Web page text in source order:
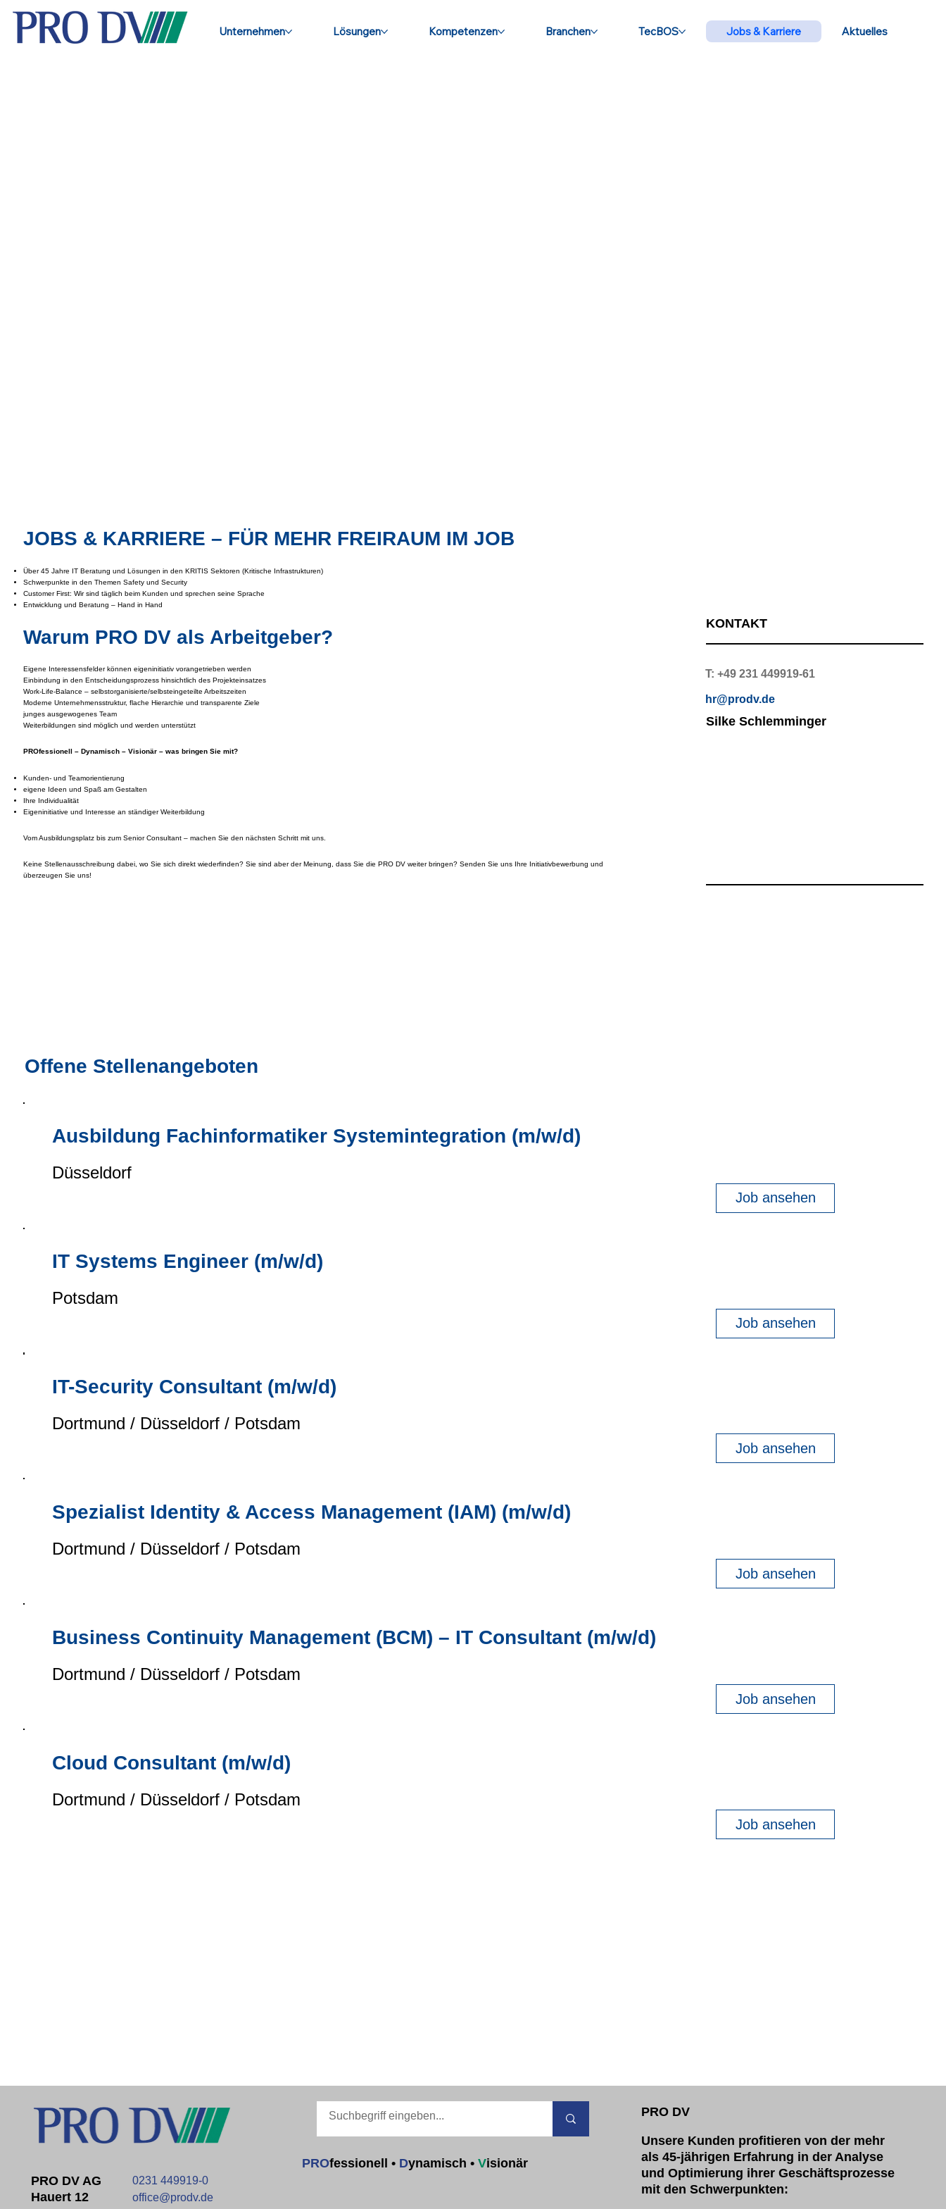
Unternehmen Lösungen Kompetenzen Branchen TecBOS Jobs & Karriere Aktuelles
JOBS & KARRIERE – FÜR MEHR FREIRAUM IM JOB​
Über 45 Jahre IT Beratung und Lösungen in den KRITIS Sektoren (Kritische Infrastrukturen)
Schwerpunkte in den Themen Safety und Security
Customer First: Wir sind täglich beim Kunden und sprechen seine Sprache
Entwicklung und Beratung – Hand in Hand
Warum PRO DV als Arbeitgeber?
Eigene Interessensfelder können eigeninitiativ vorangetrieben werden
Einbindung in den Entscheidungsprozess hinsichtlich des Projekteinsatzes
Work-Life-Balance – selbstorganisierte/selbsteingeteilte Arbeitszeiten
Moderne Unternehmensstruktur, flache Hierarchie und transparente Ziele
junges ausgewogenes Team
Weiterbildungen sind möglich und werden unterstützt
PROfessionell – Dynamisch – Visionär – was bringen Sie mit?
Kunden- und Teamorientierung
eigene Ideen und Spaß am Gestalten
Ihre Individualität
Eigeninitiative und Interesse an ständiger Weiterbildung
Vom Ausbildungsplatz bis zum Senior Consultant – machen Sie den nächsten Schritt mit uns.
Keine Stellenausschreibung dabei, wo Sie sich direkt wiederfinden? Sie sind aber der Meinung, dass Sie die PRO DV weiter bringen? Senden Sie uns Ihre Initiativbewerbung und
überzeugen Sie uns!
KONTAKT
T: +49 231 449919-61
hr@prodv.de
Silke Schlemminger
Offene Stellenangeboten
Ausbildung Fachinformatiker Systemintegration (m/w/d)
Düsseldorf
Job ansehen
IT Systems Engineer (m/w/d)
Potsdam
Job ansehen
IT-Security Consultant (m/w/d)
Dortmund / Düsseldorf / Potsdam
Job ansehen
Spezialist Identity & Access Management (IAM) (m/w/d)
Dortmund / Düsseldorf / Potsdam
Job ansehen
Business Continuity Management (BCM) – IT Consultant (m/w/d)
Dortmund / Düsseldorf / Potsdam
Job ansehen
Cloud Consultant (m/w/d)
Dortmund / Düsseldorf / Potsdam
Job ansehen
PRO DV AG
Hauert 12
0231 449919-0
office@prodv.de
PROfessionell • Dynamisch •Visionär
PRO DV
Unsere Kunden profitieren von der mehr
als 45-jährigen Erfahrung in der Analyse
und Optimierung ihrer Geschäftsprozesse
mit den Schwerpunkten: